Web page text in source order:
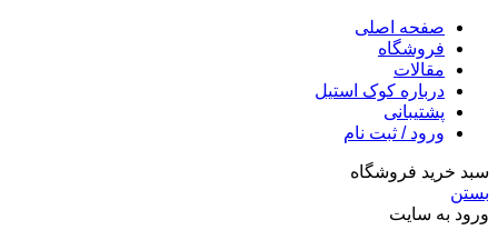
صفحه اصلی
فروشگاه
مقالات
درباره کوک استیل
پشتیبانی
ورود / ثبت نام
سبد خرید فروشگاه
بستن
ورود به سایت